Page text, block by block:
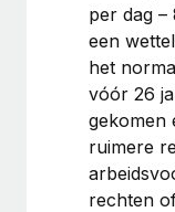
Phiture, een
mobiele
Meer
per dag
een
het
vóór 26
gekomen
ruimere
rechten